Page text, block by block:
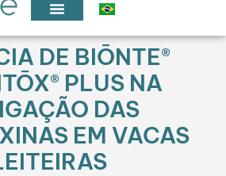
DE BIŌNTE®
PLUS NA
DAS
EM VACAS